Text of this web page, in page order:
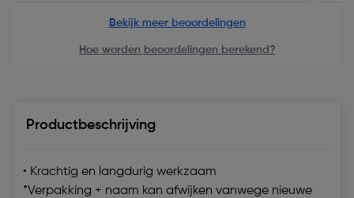
Bekijk meer beoordelingen
Hoe worden beoordelingen berekend?
Productbeschrijving
• Krachtig en langdurig werkzaam
*Verpakking + naam kan afwijken vanwege nieuwe